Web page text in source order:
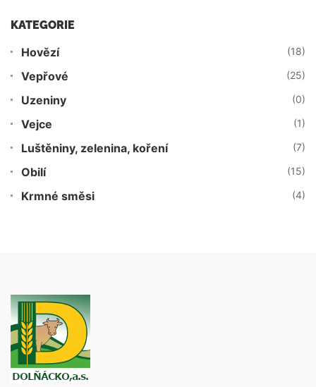
KATEGORIE
Hovězí (18)
Vepřové (25)
Uzeniny (0)
Vejce (1)
Luštěniny, zelenina, koření (7)
Obilí (15)
Krmné směsi (4)